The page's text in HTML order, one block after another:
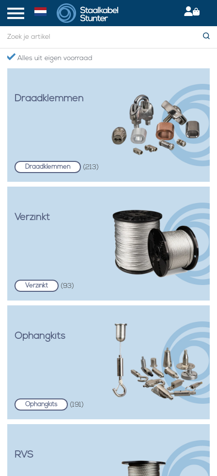
Gratis verzending boven €75,- in NL
Draadklemmen
Draadklemmen (213)
Verzinkt
Verzinkt (93)
Ophangkits
Ophangkits (191)
RVS